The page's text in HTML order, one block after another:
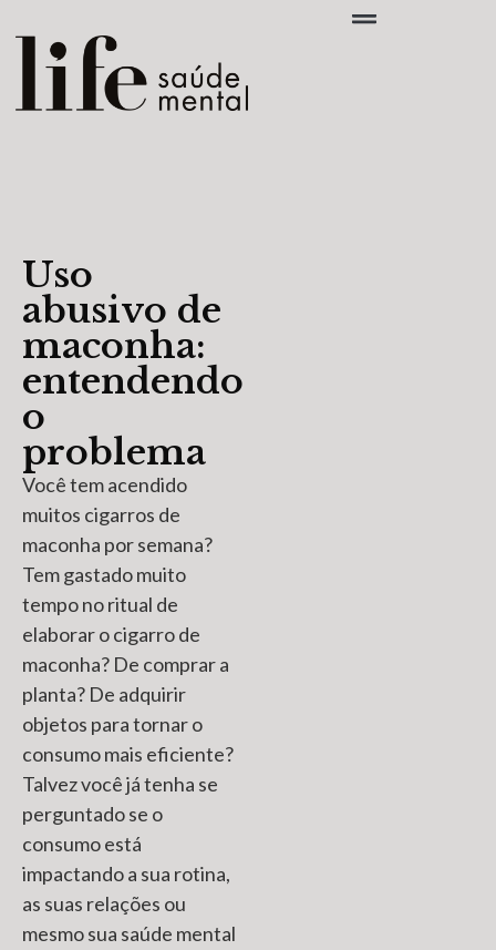
Uso
abusivo de
maconha:
entendendo
o
problema
Você tem acendido
muitos cigarros de
maconha por semana?
Tem gastado muito
tempo no ritual de
elaborar o cigarro de
maconha? De comprar a
planta? De adquirir
objetos para tornar o
consumo mais eficiente?
Talvez você já tenha se
perguntado se o
consumo está
impactando a sua rotina,
as suas relações ou
mesmo sua saúde mental